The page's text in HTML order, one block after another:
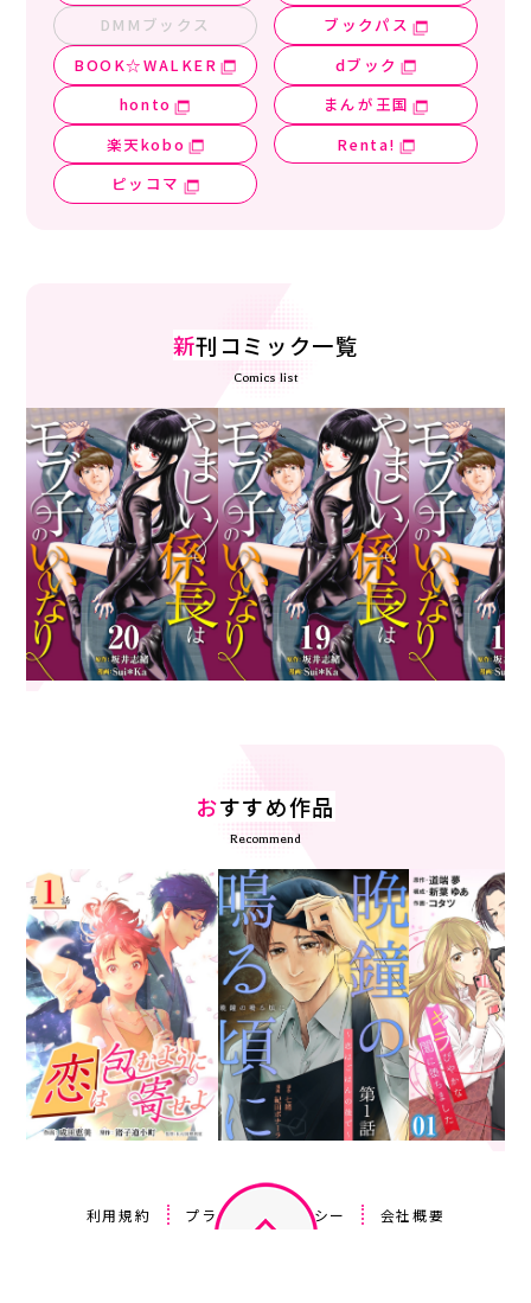
DMMブックス
ブックパス
BOOK☆WALKER
dブック
honto
まんが王国
楽天kobo
Renta!
ピッコマ
新刊コミック一覧
Comics list
おすすめ作品
Recommend
利用規約 プライバシーポリシー 会社概要